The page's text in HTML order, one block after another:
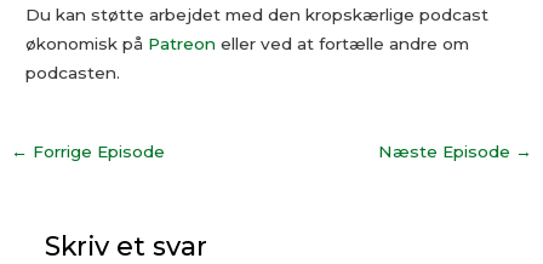
Du kan støtte arbejdet med den kropskærlige podcast
økonomisk på Patreon eller ved at fortælle andre om
podcasten.
← Forrige Episode Næste Episode →
Skriv et svar